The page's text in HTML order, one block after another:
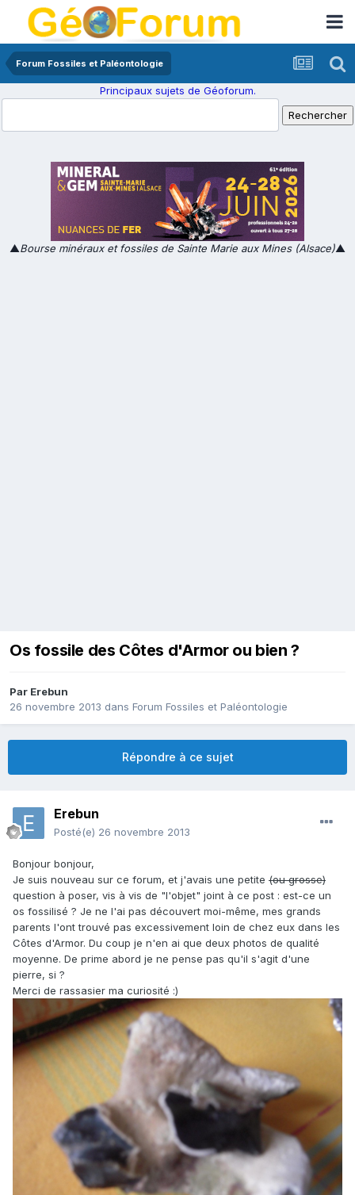
Forum Fossiles et Paléontologie
Principaux sujets de Géoforum.
▲Bourse minéraux et fossiles de Sainte Marie aux Mines (Alsace)▲
Os fossile des Côtes d'Armor ou bien ?
Par Erebun
26 novembre 2013 dans Forum Fossiles et Paléontologie
Répondre à ce sujet
Erebun
Posté(e) 26 novembre 2013
Bonjour bonjour,
Je suis nouveau sur ce forum, et j'avais une petite (ou grosse)
question à poser, vis à vis de "l'objet" joint à ce post : est-ce un
os fossilisé ? Je ne l'ai pas découvert moi-même, mes grands
parents l'ont trouvé pas excessivement loin de chez eux dans les
Côtes d'Armor. Du coup je n'en ai que deux photos de qualité
moyenne. De prime abord je ne pense pas qu'il s'agit d'une
pierre, si ?
Merci de rassasier ma curiosité :)